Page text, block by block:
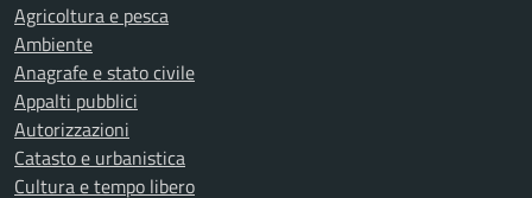
Agricoltura e pesca
Ambiente
Anagrafe e stato civile
Appalti pubblici
Autorizzazioni
Catasto e urbanistica
Cultura e tempo libero